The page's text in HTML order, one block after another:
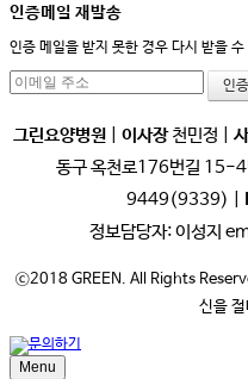
인증메일 재발송
인증 메일을 받지 못한 경우 다시 받을
그린요양병원 이사장천민정 |
동구 옥천로176번길 15-4
9449(9339) |
정보담당자: 이성지
ⓒ2018 GREEN. All Rights
신을
Menu